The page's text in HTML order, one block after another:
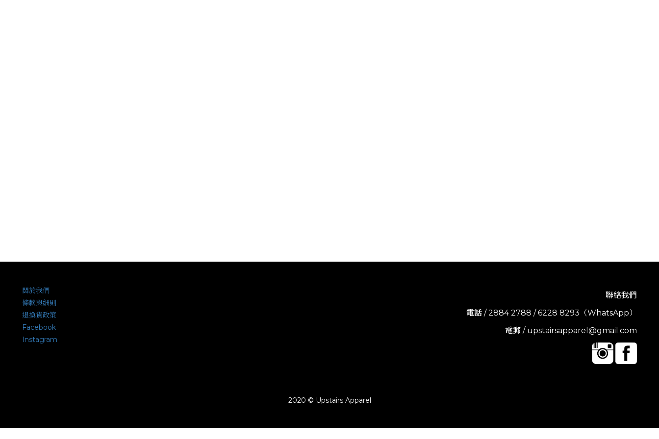
關於我們
條款與細則
退換貨政策
Facebook
Instagram
聯絡我們
電話 / 2884 2788 / 6228 8293（WhatsApp）
電郵 / upstairsapparel@gmail.com
2020 © Upstairs Apparel